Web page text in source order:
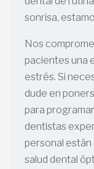
sonrisa,
Nos
pacientes una
estrés. Si
dude en
para
dentistas
personal están
salud dental